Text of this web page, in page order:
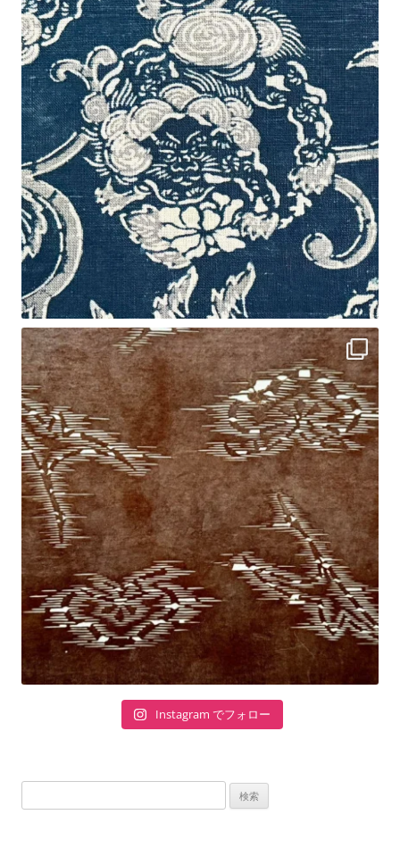
Instagram でフォロー
索: